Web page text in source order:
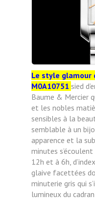
Le style glamour
M0A10751 sied
Baume & Mercier
et les nobles
sensibles à la
semblable à un
apparence et la
minutes
12h et à 6h,
glaive facettées
minuterie gris qui
lumineux du